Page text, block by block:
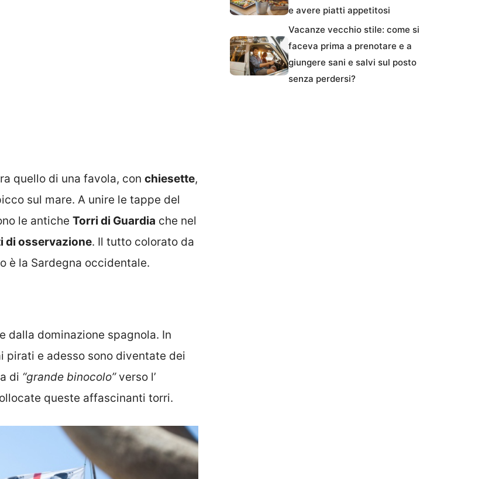
quello di una favola, con chiesette,
sul mare. A unire le tappe del
le antiche Torri di Guardia che nel
di osservazione. Il tutto colorato da
è la Sardegna occidentale.
dalla dominazione spagnola. In
e adesso sono diventate dei
di “grande binocolo”verso l’
queste affascinanti torri.
e avere piatti appetitosi
Vacanze vecchio stile: come si
faceva prima a prenotare e a
giungere sani e salvi sul posto
senza perdersi?